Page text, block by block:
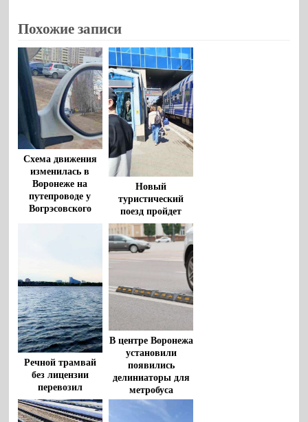
Похожие записи
Схема движения
изменилась в
Воронеже на
путепроводе у
Вогрэсовского
моста
Новый
туристический
поезд пройдет
через Воронеж
Речной трамвай
без лицензии
перевозил
воронежцев по
водохранилищу
В центре Воронежа
установили
появились
делиниаторы для
метробуса